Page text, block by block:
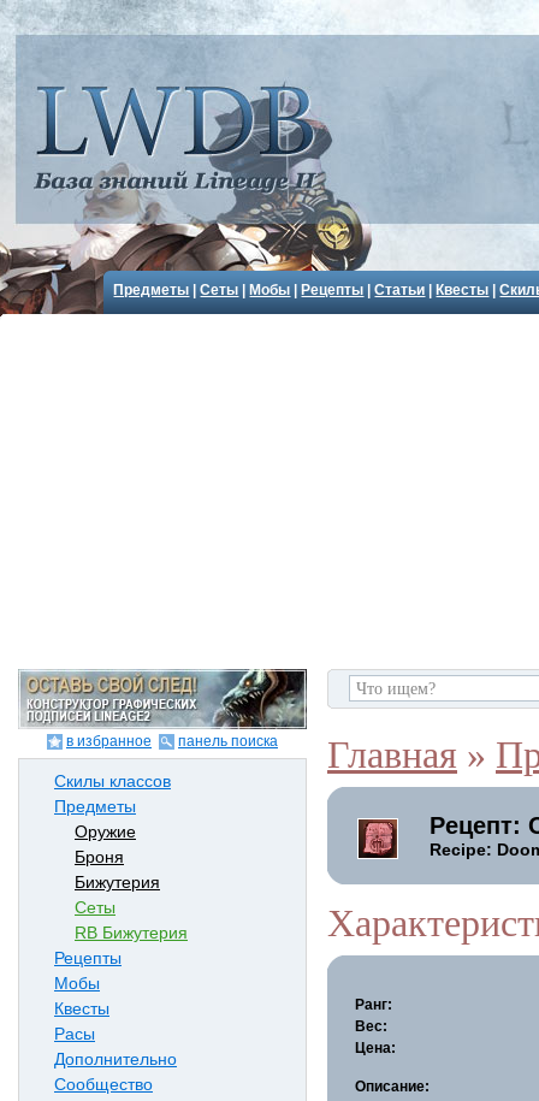
Предметы |Сеты Мобы Рецепты |Статьи Квесты |
в избранное панель поиска
Скилы классов
Предметы
Оружие
Броня
Бижутерия
Сеты
RB Бижутерия
Рецепты
Мобы
Квесты
Расы
Дополнительно
Сообщество
Главная »
Рецепт:
Recipe:
Ранг:
Вес:
Цена:
Описание: